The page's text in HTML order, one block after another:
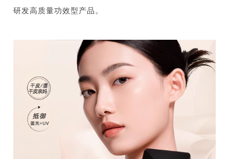
研发高质量功效型产品。